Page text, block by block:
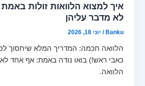
איך למצוא הלוואות זולות
לא מדבר עליהן
Banku
/ יוני 18, 2026
הלוואה חכמה: המדריך המלא שיחסוך
כאבי ראש!) בואו נודה באמת: אף אחד
הלוואה.